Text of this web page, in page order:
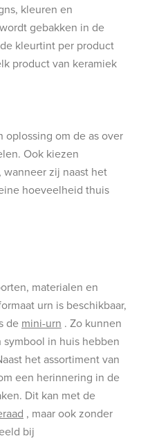
kleuren en
gebakken in de
kleurtint per product
product van keramiek
om de as over
Ook kiezen
zij naast het
hoeveelheid thuis
materialen en
urn is beschikbaar,
de mini-urn . Zo kunnen
in huis hebben
het assortiment van
een herinnering in de
Dit kan met de
, maar ook zonder
bij